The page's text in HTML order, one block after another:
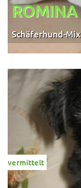
ROMINA
Schäferhund-Mix
vermittelt